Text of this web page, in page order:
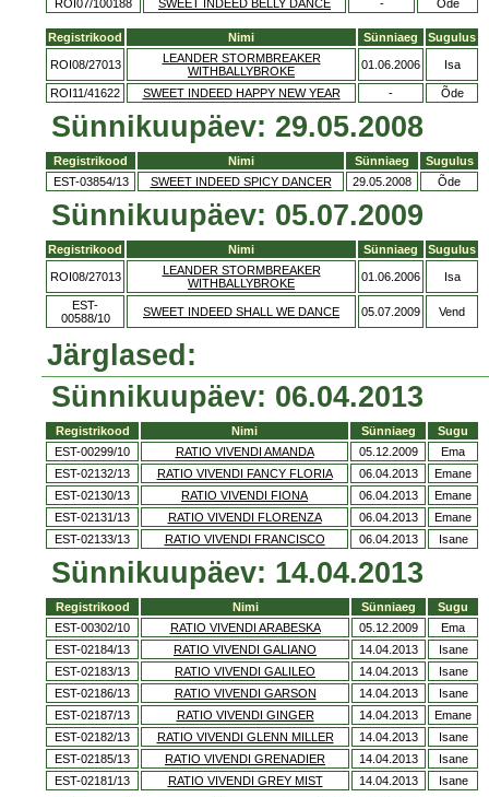
ROI07/100188 SWEET INDEED BELLY DANCE - Õde
Registrikood Nimi Sünniaeg Sugulus
ROI08/27013
LEANDER STORMBREAKER
WITHBALLYBROKE
01.06.2006 Isa
ROI11/41622 SWEET INDEED HAPPY NEW YEAR - Õde
Sünnikuupäev: 29.05.2008
Registrikood Nimi Sünniaeg
Sugulus
EST-03854/13
SWEET INDEED SPICY DANCER 29.05.2008 Õde
Sünnikuupäev: 05.07.2009
Registrikood Nimi Sünniaeg Sugulus
ROI08/27013
LEANDER STORMBREAKER
WITHBALLYBROKE
01.06.2006 Isa
EST-
00588/10
SWEET INDEED SHALL WE DANCE 05.07.2009 Vend
Järglased:
Sünnikuupäev: 06.04.2013
Registrikood Nimi Sünniaeg
Sugu
EST-00299/10
RATIO VIVENDI AMANDA 05.12.2009
Ema
EST-02132/13
RATIO VIVENDI FANCY FLORIA 06.04.2013
Emane
EST-02130/13
RATIO VIVENDI FIONA 06.04.2013
Emane
EST-02131/13
RATIO VIVENDI FLORENZA 06.04.2013
Emane
EST-02133/13
RATIO VIVENDI FRANCISCO 06.04.2013 Isane
Sünnikuupäev: 14.04.2013
Registrikood Nimi Sünniaeg
Sugu
EST-00302/10
RATIO VIVENDI ARABESKA 05.12.2009
Ema
EST-02184/13
RATIO VIVENDI GALIANO 14.04.2013
Isane
EST-02183/13
RATIO VIVENDI GALILEO 14.04.2013
Isane
EST-02186/13
RATIO VIVENDI GARSON 14.04.2013
Isane
EST-02187/13
RATIO VIVENDI GINGER 14.04.2013
Emane
EST-02182/13
RATIO VIVENDI GLENN MILLER 14.04.2013
Isane
EST-02185/13
RATIO VIVENDI GRENADIER 14.04.2013
Isane
EST-02181/13
RATIO VIVENDI GREY MIST 14.04.2013 Isane